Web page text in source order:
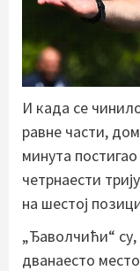
И када се
равне части,
минута
четрнаести
на шестој
„Ђаволчићи“
дванаесто